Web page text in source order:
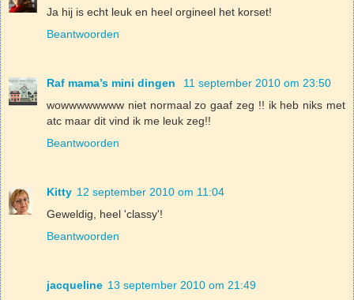
Ja hij is echt leuk en heel orgineel het korset!
Beantwoorden
Raf mama’s mini dingen
11 september 2010 om 23:50
wowwwwwwww niet normaal zo gaaf zeg !! ik heb niks met
atc maar dit vind ik me leuk zeg!!
Beantwoorden
Kitty 12 september 2010 om 11:04
Geweldig, heel 'classy'!
Beantwoorden
jacqueline 13 september 2010 om 21:49